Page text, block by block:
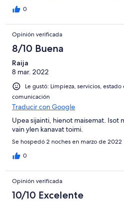
0
Opinión verificada
8/10 Buena
Raija
8 mar. 2022
Le gustó: Limpieza, servicios,
comunicación
Traducir con Google
Upea sijainti, hienot maisemat. Isot
vain ylen kanavat toimi.
Se hospedó 2 noches en marzo de 2022
0
Opinión verificada
10/10 Excelente